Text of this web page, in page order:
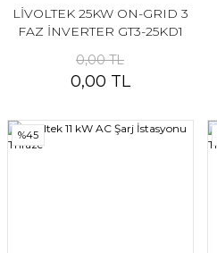
LİVOLTEK 25KW ON-GRID 3
FAZ İNVERTER GT3-25KD1
0,00 TL
0,00 TL
%45